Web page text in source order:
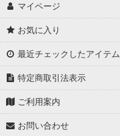
マイページ
お気に入り
最近チェックしたアイテム
特定商取引法表示
ご利用案内
お問い合わせ